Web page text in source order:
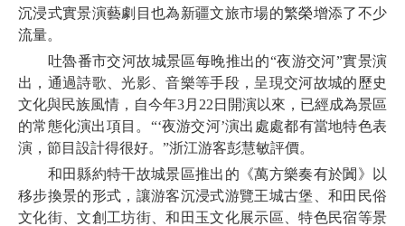
沉浸式實景演藝劇目也為新疆文旅市場的繁榮增添了不少
流量。
吐魯番市交河故城景區每晚推出的“夜游交河”實景演
出，通過詩歌、光影、音樂等手段，呈現交河故城的歷史
文化與民族風情，自今年3月22日開演以來，已經成為景區
的常態化演出項目。“‘夜游交河’演出處處都有當地特色表
演，節目設計得很好。”浙江游客彭慧敏評價。
和田縣約特干故城景區推出的《萬方樂奏有於闐》以
移步換景的形式，讓游客沉浸式游覽王城古堡、和田民俗
文化街、文創工坊街、和田玉文化展示區、特色民宿等景